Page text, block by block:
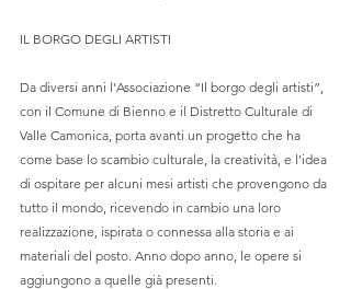
IL BORGO DEGLI ARTISTI
Da diversi anni l’Associazione “Il borgo degli artisti”,
con il Comune di Bienno e il Distretto Culturale di
Valle Camonica, porta avanti un progetto che ha
come base lo scambio culturale, la creatività, e l’idea
di ospitare per alcuni mesi artisti che provengono da
tutto il mondo, ricevendo in cambio una loro
realizzazione, ispirata o connessa alla storia e ai
materiali del posto. Anno dopo anno, le opere si
aggiungono a quelle già presenti.